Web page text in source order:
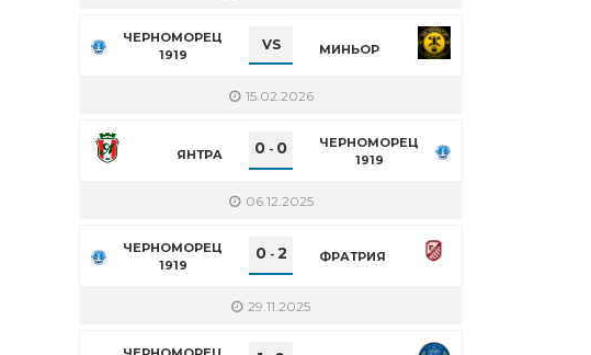
ЧЕРНОМОРЕЦ
1919
VS МИНЬОР
15.02.2026
ЯНТРА 0 - 0
ЧЕРНОМОРЕЦ
1919
06.12.2025
ЧЕРНОМОРЕЦ
1919
0- 2 ФРАТРИЯ
29.11.2025